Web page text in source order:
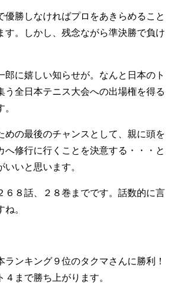
優勝しなければプロをあきらめること
す。しかし、残念ながら準決勝で負け
郎に嬉しい知らせが。なんと日本のト
う全日本テニス大会への出場権を得る
めの最後のチャンスとして、親に頭を
へ修行に行くことを決意する・・・と
いと思います。
６８話、２８巻までです。話数的に言
。
ランキング９位のタクマさんに勝利！
まで勝ち上がります。